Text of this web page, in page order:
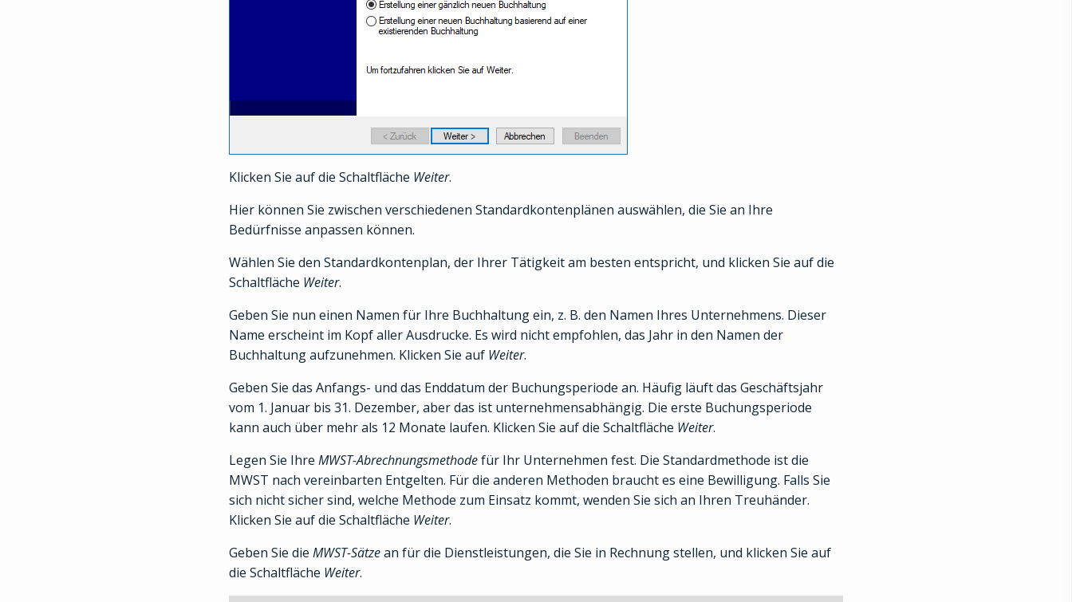
Klicken Sie auf die Schaltfläche Weiter.
Hier können Sie zwischen verschiedenen Standardkontenplänen auswählen, die Sie an Ihre
Bedürfnisse anpassen können.
Wählen Sie den Standardkontenplan, der Ihrer Tätigkeit am besten entspricht, und klicken Sie auf die
Schaltfläche Weiter.
Geben Sie nun einen Namen für Ihre Buchhaltung ein, z. B. den Namen Ihres Unternehmens. Dieser
Name erscheint im Kopf aller Ausdrucke. Es wird nicht empfohlen, das Jahr in den Namen der
Buchhaltung aufzunehmen. Klicken Sie auf Weiter.
Geben Sie das Anfangs- und das Enddatum der Buchungsperiode an. Häufig läuft das Geschäftsjahr
vom 1. Januar bis 31. Dezember, aber das ist unternehmensabhängig. Die erste Buchungsperiode
kann auch über mehr als 12 Monate laufen. Klicken Sie auf die Schaltfläche Weiter.
Legen Sie Ihre MWST-Abrechnungsmethodefür Ihr Unternehmen fest. Die Standardmethode ist die
MWST nach vereinbarten Entgelten. Für die anderen Methoden braucht es eine Bewilligung. Falls Sie
sich nicht sicher sind, welche Methode zum Einsatz kommt, wenden Sie sich an Ihren Treuhänder.
Klicken Sie auf die Schaltfläche Weiter.
Geben Sie die MWST-Sätzean für die Dienstleistungen, die Sie in Rechnung stellen, und klicken Sie auf
die Schaltfläche Weiter.